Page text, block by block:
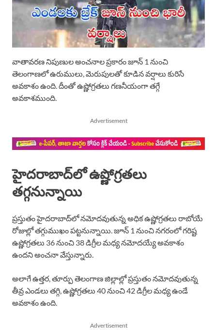
వాతావరణ నిపుణుల అంచనాల ప్రకారం జూన్ 1 నుంచి
తెలంగాణలో ఉరుములు, మెరుపులతో కూడిన వర్షాలు కురిసే
అవకాశం ఉంది. దీంతో ఉష్ణోగ్రతలు గణనీయంగా తగ్గే
అవకాశముంది.
Advertisement
హైదరాబాద్‌లో ఉష్ణోగ్రతలు
తగ్గనున్నాయి
ప్రస్తుతం హైదరాబాద్‌లో నమోదవుతున్న అధిక ఉష్ణోగ్రతలు రాబోయే
రోజుల్లో తగ్గుముఖం పట్టనున్నాయి. జూన్ 1 నుంచి నగరంలో గరిష్ట
ఉష్ణోగ్రతలు 36 నుంచి 38 డిగ్రీల మధ్య నమోదయ్యే అవకాశం
ఉందని అంచనా వేస్తున్నారు.
అలాగే ఉత్తర, తూర్పు తెలంగాణ జిల్లాల్లో ప్రస్తుతం నమోదవుతున్న
తీవ్ర ఎండలు తగ్గి, ఉష్ణోగ్రతలు 40 నుంచి 42 డిగ్రీల మధ్య ఉండే
అవకాశం ఉంది.
Advertisement